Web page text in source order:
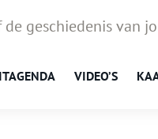
de geschiedenis van
VIDEO’S